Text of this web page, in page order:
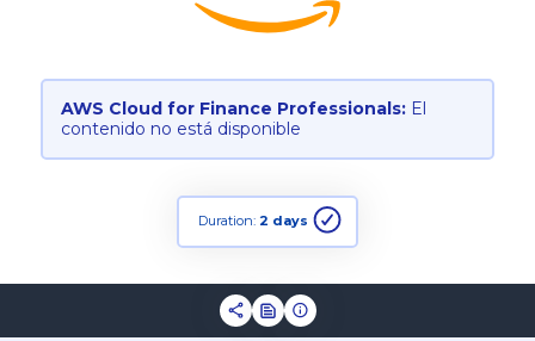
AWS Cloud for Finance Professionals: El
contenido no está disponible
Duration: 2 days